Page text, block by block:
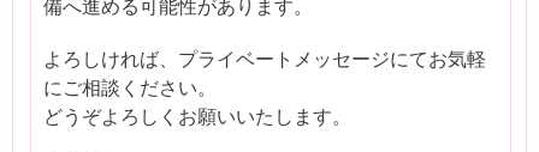
よろしければ、プライベートメッセージにてお気軽
にご相談ください。
どうぞよろしくお願いいたします。